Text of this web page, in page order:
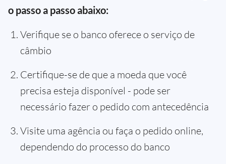
o passo a passo abaixo:
Verifique se o banco oferece o serviço de
câmbio
Certifique-se de que a moeda que você
precisa esteja disponível - pode ser
necessário fazer o pedido com antecedência
Visite uma agência ou faça o pedido online,
dependendo do processo do banco